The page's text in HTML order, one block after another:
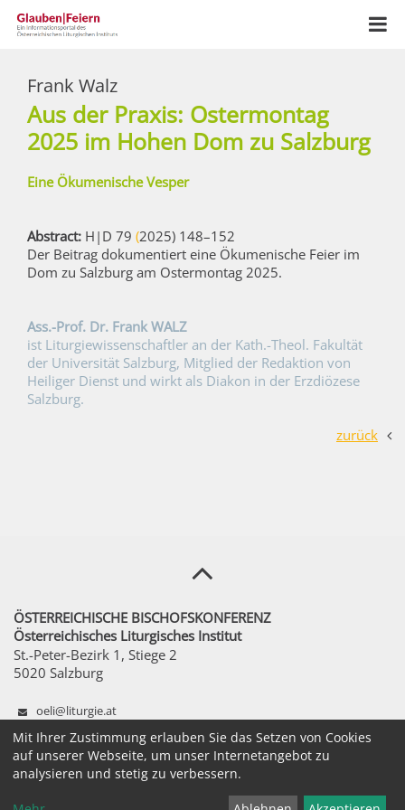
Frank Walz
Aus der Praxis: Ostermontag
2025 im Hohen Dom zu Salzburg
Eine Ökumenische Vesper
Abstract: H|D 79 (2025) 148–152
Der Beitrag dokumentiert eine Ökumenische Feier im
Dom zu Salzburg am Ostermontag 2025.
Ass.-Prof. Dr. Frank WALZ
ist Liturgiewissenschaftler an der Kath.-Theol. Fakultät
der Universität Salzburg, Mitglied der Redaktion von
Heiliger Dienst und wirkt als Diakon in der Erzdiözese
Salzburg.
zurück
ÖSTERREICHISCHE BISCHOFSKONFERENZ
Österreichisches Liturgisches Institut
St.-Peter-Bezirk 1, Stiege 2
5020 Salzburg
oeli@liturgie.at
+43 1 51611 - 1250
Mo – Fr 8:00 – 12:00 Uhr
Postfach 13, 5010 Salzburg
Mit Ihrer Zustimmung erlauben Sie das Setzen von Cookies
auf unserer Webseite, um unser Internetangebot zu
analysieren und stetig zu verbessern.